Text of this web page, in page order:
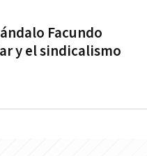
Facundo
y el sindicalismo